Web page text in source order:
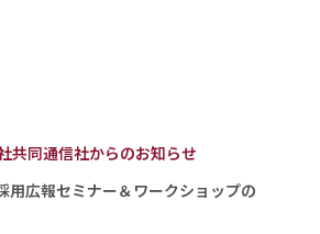
共同通信社からのお知らせ
広報セミナー＆ワークショップの